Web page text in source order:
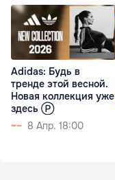
Adidas: Будь в
тренде этой весной.
Новая коллекция уже
здесь Ⓟ
8 Апр. 18:00